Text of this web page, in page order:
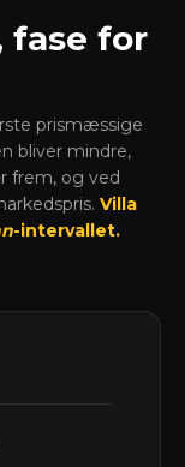
fase for
prismæssige
bliver mindre,
frem, og ved
Villa
-intervallet.